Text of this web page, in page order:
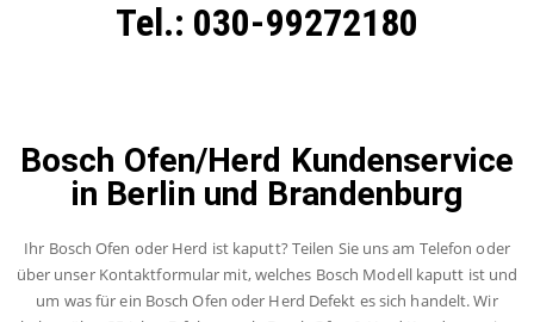
Tel.: 030-99272180
Bosch Ofen/Herd Kundenservice
in Berlin und Brandenburg
Ihr Bosch Ofen oder Herd ist kaputt? Teilen Sie uns am Telefon oder
über unser Kontaktformular mit, welches Bosch Modell kaputt ist und
um was für ein Bosch Ofen oder Herd Defekt es sich handelt. Wir